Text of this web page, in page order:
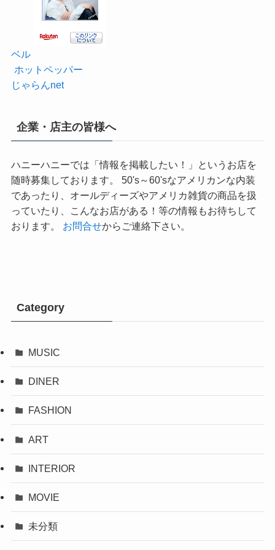
ベル
ホットペッパー
じゃらんnet
企業・店主の皆様へ
ハニーハニーでは「情報を掲載したい！」というお店を
随時募集しております。 50's～60'sなアメリカンな内装
であったり、オールディーズやアメリカ雑貨の商品を扱
っていたり、こんなお店がある！等の情報もお待ちして
おります。 お問合せからご連絡下さい。
Category
MUSIC
DINER
FASHION
ART
INTERIOR
MOVIE
未分類